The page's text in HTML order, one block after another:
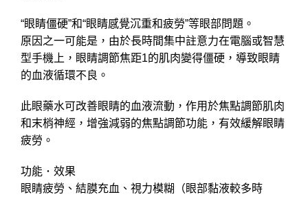
“眼睛僵硬”和“眼睛感覺沉重和疲勞”等眼部問題。
原因之一可能是，由於長時間集中註意力在電腦或智慧
型手機上，眼睛調節焦距1的肌肉變得僵硬，導致眼睛
的血液循環不良。
此眼藥水可改善眼睛的血液流動，作用於焦點調節肌肉
和末梢神經，增強減弱的焦點調節功能，有效緩解眼睛
疲勞。
功能 ･ 效果
眼睛疲勞、結膜充血、視力模糊（眼部黏液較多時